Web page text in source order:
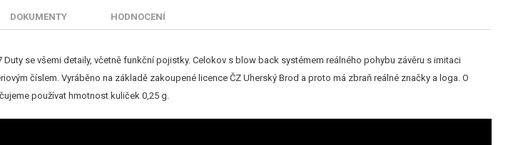
DOKUMENTY HODNOCENÍ
Duty se všemi detaily, včetně funkční pojistky. Celokov s blow back systémem reálného pohybu závěru s imitaci
číslem. Vyráběno na základě zakoupené licence ČZ Uherský Brod a proto má zbraň reálné značky a loga. O
používat hmotnost kuliček 0,25 g.